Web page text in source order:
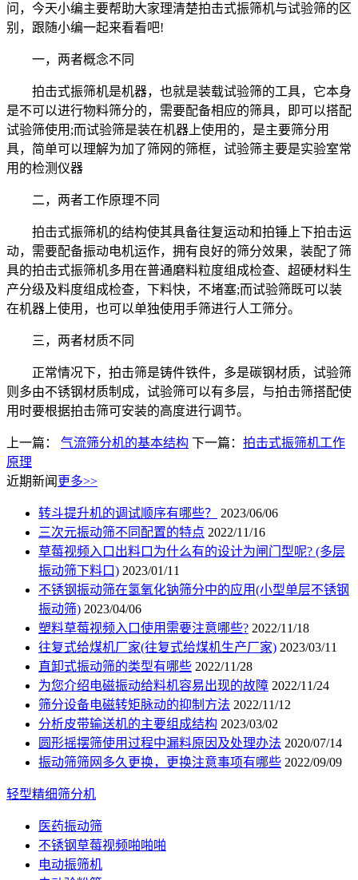
问，今天小编主要帮助大家理清楚拍击式振筛机与试验筛的区
别，跟随小编一起来看看吧!
一，两者概念不同
拍击式振筛机是机器，也就是装载试验筛的工具，它本身
是不可以进行物料筛分的，需要配备相应的筛具，即可以搭配
试验筛使用;而试验筛是装在机器上使用的，是主要筛分用
具，简单可以理解为加了筛网的筛框，试验筛主要是实验室常
用的检测仪器
二，两者工作原理不同
拍击式振筛机的结构使其具备往复运动和拍锤上下拍击运
动，需要配备振动电机运作，拥有良好的筛分效果，装配了筛
具的拍击式振筛机多用在普通磨料粒度组成检查、超硬材料生
产分级及料度组成检查，下料快，不堵塞;而试验筛既可以装
在机器上使用，也可以单独使用手筛进行人工筛分。
三，两者材质不同
正常情况下，拍击筛是铸件铁件，多是碳钢材质，试验筛
则多由不锈钢材质制成，试验筛可以有多层，与拍击筛搭配使
用时要根据拍击筛可安装的高度进行调节。
上一篇： 气流筛分机的基本结构 下一篇： 拍击式振筛机工作
原理
近期新闻 更多>>
转斗提升机的调试顺序有哪些？
2023/06/06
三次元振动筛不同配置的特点 2022/11/16
草莓视频入口出料口为什么有的设计为闸门型呢? (多层
振动筛下料口) 2023/01/11
不锈钢振动筛在氢氧化钠筛分中的应用(小型单层不锈钢
振动筛) 2023/04/06
塑料草莓视频入口使用需要注意哪些? 2022/11/18
往复式给煤机厂家(往复式给煤机生产厂家) 2023/03/11
直卸式振动筛的类型有哪些 2022/11/28
为您介绍电磁振动给料机容易出现的故障 2022/11/24
筛分设备电磁转矩脉动的抑制方法 2022/11/12
分析皮带输送机的主要组成结构 2023/03/02
圆形摇摆筛使用过程中漏料原因及处理办法 2020/07/14
振动筛筛网多久更换，更换注意事项有哪些 2022/09/09
轻型精细筛分机
医药振动筛
不锈钢草莓视频啪啪啪
电动振筛机